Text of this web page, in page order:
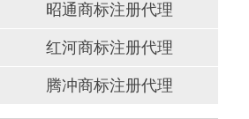
昭通商标注册代理
红河商标注册代理
腾冲商标注册代理